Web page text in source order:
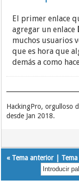
El primer enlace
agregar un enlace
muchos usuarios
que es hora que
demás a como
HackingPro, orgulloso
desde Jan 2018.
« Tema anterior|